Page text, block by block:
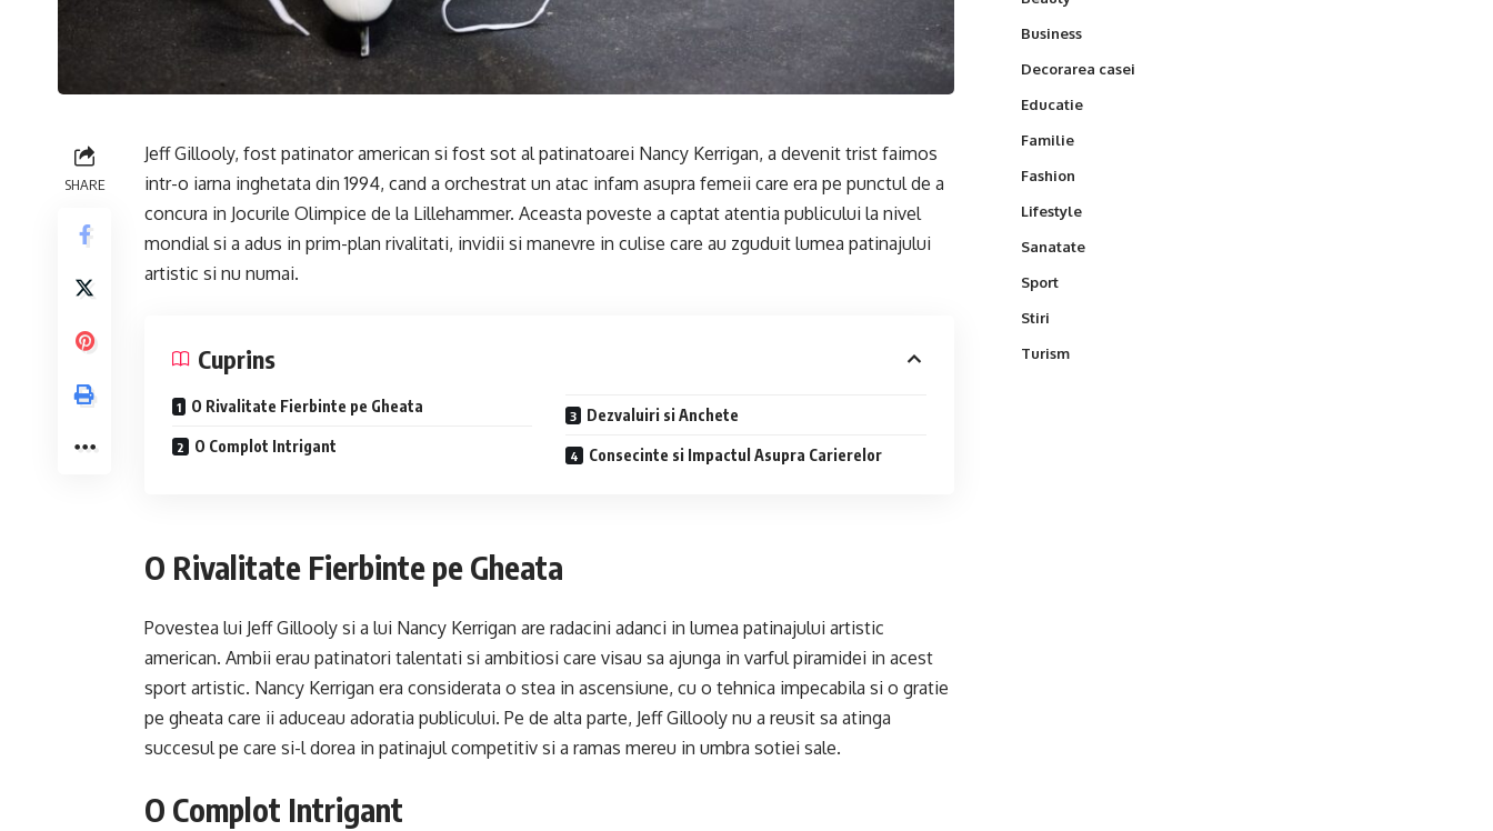
SHARE
Jeff Gillooly, fost patinator american si fost sot al patinatoarei Nancy Kerrigan, a devenit trist faimos
intr-o iarna inghetata din 1994, cand a orchestrat un atac infam asupra femeii care era pe punctul de a
concura in Jocurile Olimpice de la Lillehammer. Aceasta poveste a captat atentia publicului la nivel
mondial si a adus in prim-plan rivalitati, invidii si manevre in culise care au zguduit lumea patinajului
artistic si nu numai.
Cuprins
O Rivalitate Fierbinte pe Gheata
O Complot Intrigant
Dezvaluiri si Anchete
Consecinte si Impactul Asupra Carierelor
O Rivalitate Fierbinte pe Gheata
Povestea lui Jeff Gillooly si a lui Nancy Kerrigan are radacini adanci in lumea patinajului artistic
american. Ambii erau patinatori talentati si ambitiosi care visau sa ajunga in varful piramidei in acest
sport artistic. Nancy Kerrigan era considerata o stea in ascensiune, cu o tehnica impecabila si o gratie
pe gheata care ii aduceau adoratia publicului. Pe de alta parte, Jeff Gillooly nu a reusit sa atinga
succesul pe care si-l dorea in patinajul competitiv si a ramas mereu in umbra sotiei sale.
O Complot Intrigant
Business
Decorarea casei
Educatie
Familie
Fashion
Lifestyle
Sanatate
Sport
Stiri
Turism